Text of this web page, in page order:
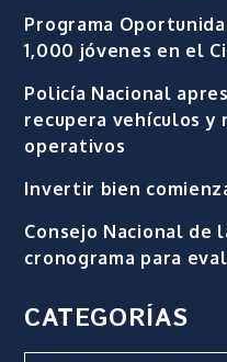
Programa
1,000 jóvenes en el
Policía Nacional
recupera vehículos
operativos
Invertir bien
Consejo Nacional de
cronograma para
CATEGORÍAS